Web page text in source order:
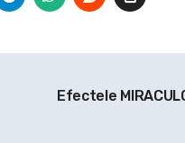
Efectele